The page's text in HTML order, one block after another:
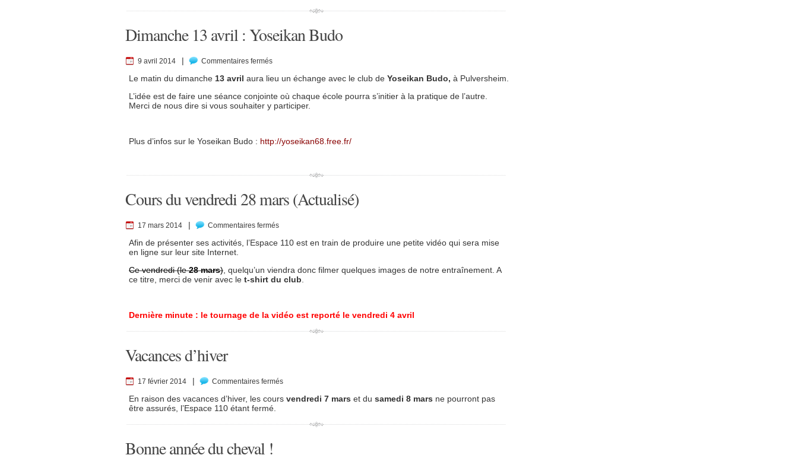
Dimanche 13 avril : Yoseikan Budo
9 avril 2014 | Commentaires ferméssur
avril
Yoseikan
Budo
Le matin du dimanche 13 avril aura lieu un échange avec le club de Yoseikan Budo, à Pulversheim.
L’idée est de faire une séance conjointe où chaque école pourra s’initier à la pratique de l’autre.
Merci de nous dire si vous souhaiter y participer.
Plus d’infos sur le Yoseikan Budo : http://yoseikan68.free.fr/
Cours du vendredi 28 mars (Actualisé)
17 mars 2014 | Commentaires ferméssur
du
vendredi
(Actualisé)
Afin de présenter ses activités, l’Espace 110 est en train de produire une petite vidéo qui sera mise
en ligne sur leur site Internet.
Ce vendredi (le28 mars) , quelqu’un viendra donc filmer quelques images de notre entraînement. A
ce titre, merci de venir avec le t-shirt du club
Dernière minute : le tournage de la vidéo est reporté le vendredi 4 avril
Vacances d’hiver
17 février 2014 | Commentaires ferméssur
d’hiver
En raison des vacances d’hiver, les cours vendredi 7 mars et du samedi 8 mars ne pourront pas
être assurés, l’Espace 110 étant fermé.
Bonne année du cheval !